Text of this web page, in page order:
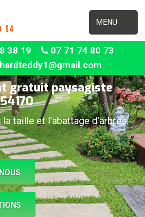
MENU
38 19
07 71 74 80 73
gratuit paysagiste
la taille et l'abattage d'arbres